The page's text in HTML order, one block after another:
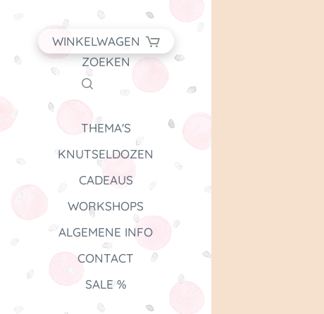
WINKELWAGEN
ZOEKEN
THEMA'S
KNUTSELDOZEN
CADEAUS
WORKSHOPS
ALGEMENE INFO
CONTACT
SALE %